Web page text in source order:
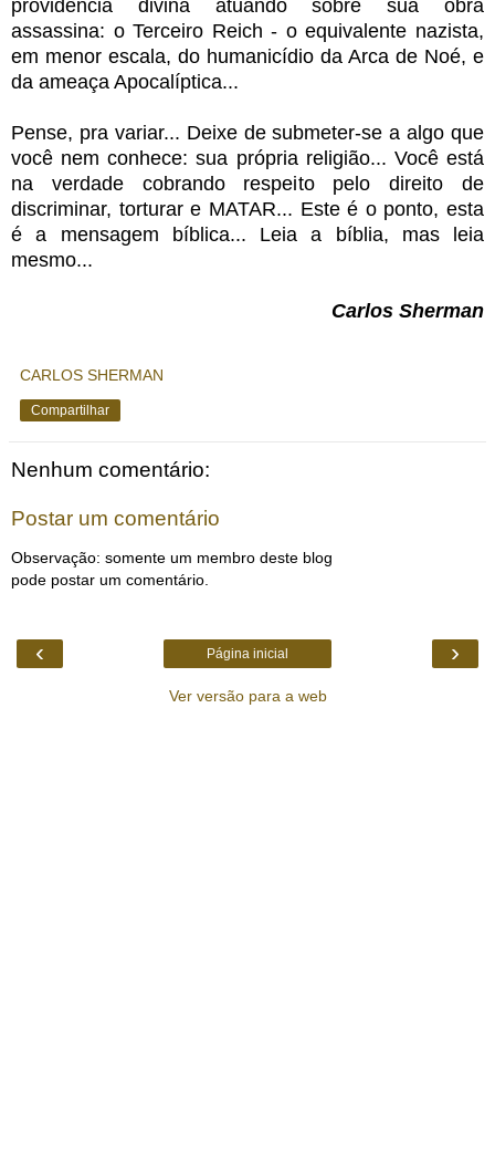
providência divina atuando sobre sua obra
assassina: o Terceiro Reich - o equivalente nazista,
em menor escala, do humanicídio da Arca de Noé, e
da ameaça Apocalíptica...
Pense, pra variar... Deixe de submeter-se a algo que
você nem conhece: sua própria religião... Você está
na verdade cobrando respeito pelo direito de
discriminar, torturar e MATAR... Este é o ponto, esta
é a mensagem bíblica... Leia a bíblia, mas leia
mesmo...
Carlos Sherman
CARLOS SHERMAN
Compartilhar
Nenhum comentário:
Postar um comentário
Observação: somente um membro deste blog
pode postar um comentário.
‹ ›
Página inicial
Ver versão para a web